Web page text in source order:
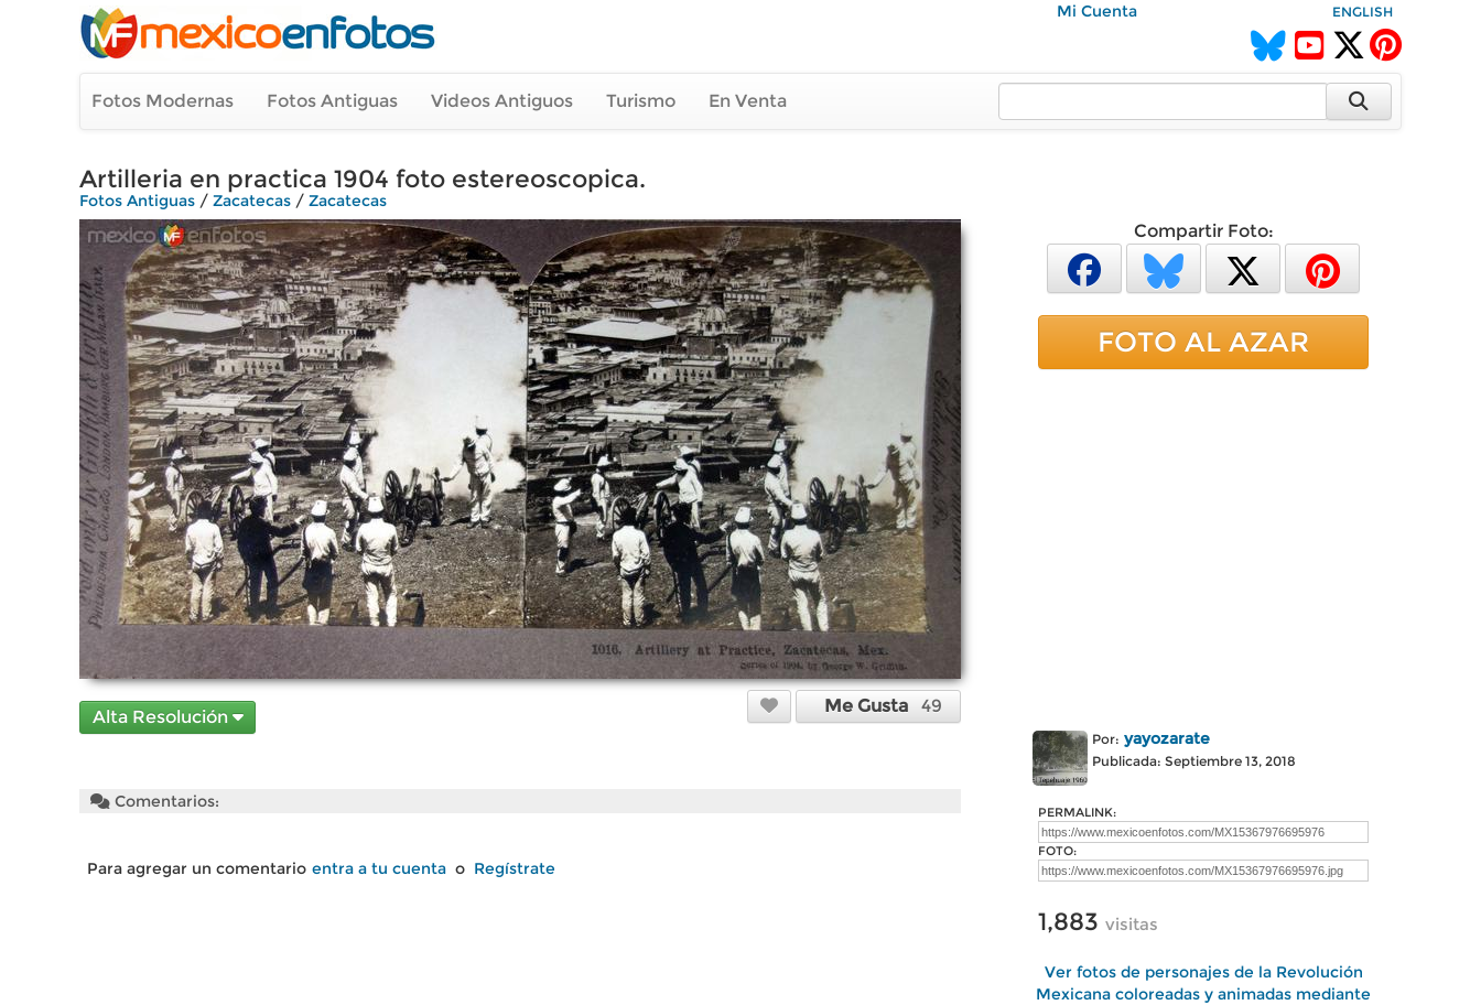
Mi Cuenta ENGLISH
Fotos Modernas Fotos Antiguas Videos Antiguos Turismo En Venta
Artilleria en practica 1904 foto estereoscopica.
Fotos Antiguas / Zacatecas / Zacatecas
Alta Resolución
Me Gusta 49
Comentarios:
Para agregar un comentario entra a tu cuenta o Regístrate
Compartir Foto:
FOTO AL AZAR
Por: yayozarate
Publicada: Septiembre 13, 2018
PERMALINK:
FOTO:
1,883 visitas
Ver fotos de personajes de la Revolución
Mexicana coloreadas y animadas mediante